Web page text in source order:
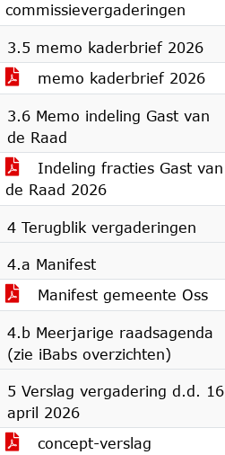
commissievergaderingen
3.5 memo kaderbrief 2026
memo kaderbrief 2026
3.6 Memo indeling Gast van
de Raad
Indeling fracties Gast van
de Raad 2026
4 Terugblik vergaderingen
4.a Manifest
Manifest gemeente Oss
4.b Meerjarige raadsagenda
(zie iBabs overzichten)
5 Verslag vergadering d.d. 16
april 2026
concept-verslag